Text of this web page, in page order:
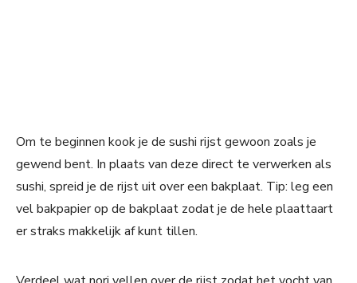
Om te beginnen kook je de sushi rijst gewoon zoals je
gewend bent. In plaats van deze direct te verwerken als
sushi, spreid je de rijst uit over een bakplaat. Tip: leg een
vel bakpapier op de bakplaat zodat je de hele plaattaart
er straks makkelijk af kunt tillen.